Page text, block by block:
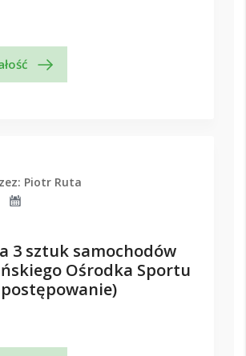
Piotr Ruta
3 sztuk samochodów
Ośrodka Sportu